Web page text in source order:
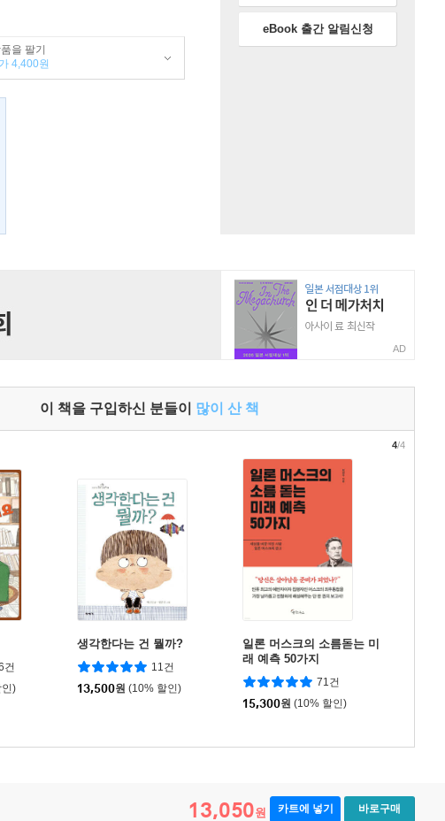
을 팔기
4,400원
eBook 출간 알림신청
AD
이 책을 구입하신 분들이 많이 산 책
건
)
생각한다는 건 뭘까?
11건
13,500원 (10% 할인)
일론 머스크의 소름돋는 미
래 예측 50가지
71건
15,300원 (10% 할인)
4/4
13,050원 카트에 넣기 바로구매